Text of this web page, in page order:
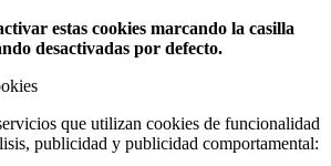
estas cookies marcando la casilla
desactivadas por defecto.
que utilizan cookies de funcionalidad
publicidad y publicidad comportamental: